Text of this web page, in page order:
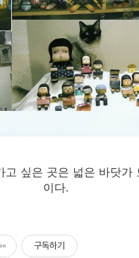
고 싶은 곳은 넓은 바닷가
이다.
구독하기